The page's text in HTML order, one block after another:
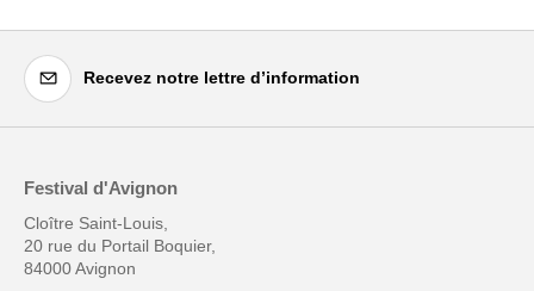
Recevez notre lettre d’information
Festival d'Avignon
Cloître Saint-Louis,
20 rue du Portail Boquier,
84000 Avignon